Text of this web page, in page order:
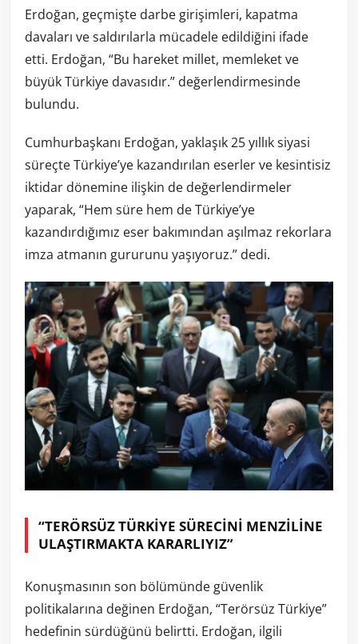
Erdoğan, geçmişte darbe girişimleri, kapatma
davaları ve saldırılarla mücadele edildiğini ifade
etti. Erdoğan, “Bu hareket millet, memleket ve
büyük Türkiye davasıdır.” değerlendirmesinde
bulundu.
Cumhurbaşkanı Erdoğan, yaklaşık 25 yıllık siyasi
süreçte Türkiye’ye kazandırılan eserler ve kesintisiz
iktidar dönemine ilişkin de değerlendirmeler
yaparak, “Hem süre hem de Türkiye’ye
kazandırdığımız eser bakımından aşılmaz rekorlara
imza atmanın gururunu yaşıyoruz.” dedi.
“TERÖRSÜZ TÜRKİYE SÜRECİNİ MENZİLİNE
ULAŞTIRMAKTA KARARLIYIZ”
Konuşmasının son bölümünde güvenlik
politikalarına değinen Erdoğan, “Terörsüz Türkiye”
hedefinin sürdüğünü belirtti. Erdoğan, ilgili